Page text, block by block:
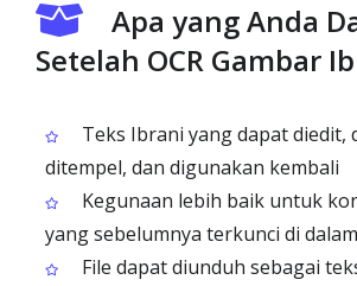
Apa yang Anda
Setelah OCR Gambar
Teks Ibrani yang dapat diedit,
ditempel, dan digunakan kembali
Kegunaan lebih baik untuk
yang sebelumnya terkunci di
File dapat diunduh sebagai